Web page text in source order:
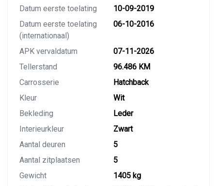
Datum eerste toelating
10-09-2019
Datum eerste toelating
(internationaal)
06-10-2016
APK vervaldatum
07-11-2026
Tellerstand
96.486 KM
Carrosserie
Hatchback
Kleur
Wit
Bekleding
Leder
Interieurkleur
Zwart
Aantal deuren
5
Aantal zitplaatsen
5
Gewicht
1405 kg